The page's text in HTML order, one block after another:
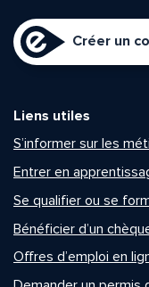
Créer un
Liens utiles
S’informer sur les
Entrer en
Se qualifier ou se
Bénéficier d’un
Offres d’emploi en